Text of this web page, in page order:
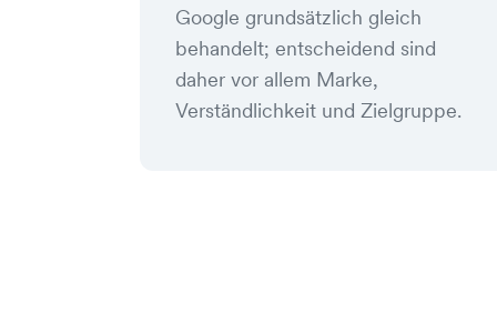
Google grundsätzlich gleich
behandelt; entscheidend sind
daher vor allem Marke,
Verständlichkeit und Zielgruppe.